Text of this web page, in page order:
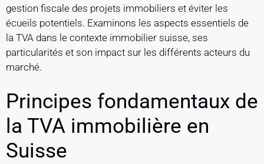
gestion fiscale des projets immobiliers et éviter les
écueils potentiels. Examinons les aspects essentiels de
la TVA dans le contexte immobilier suisse, ses
particularités et son impact sur les différents acteurs du
marché.
Principes fondamentaux de
la TVA immobilière en
Suisse